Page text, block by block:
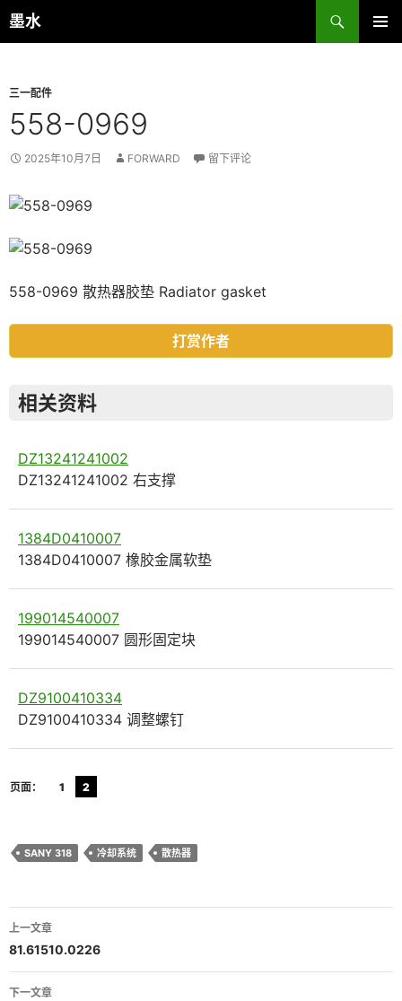
跳
至
墨水
搜
索
三一配件
558-0969
2025年10月7日 FORWARD 留下评论
558-0969 散热器胶垫 Radiator gasket
打赏作者
相关资料
DZ13241241002
DZ13241241002 右支撑
1384D0410007
1384D0410007 橡胶金属软垫
199014540007
199014540007 圆形固定块
DZ9100410334
DZ9100410334 调整螺钉
页面： 1 2
SANY 318 冷却系统 散热器
文
章
导
上一文章
81.61510.0226
下一文章